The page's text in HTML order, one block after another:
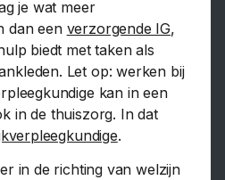
je wat meer
dan een verzorgende IG,
biedt met taken als
Let op: werken bij
kan in een
in de thuiszorg. In dat
.
in de richting van welzijn